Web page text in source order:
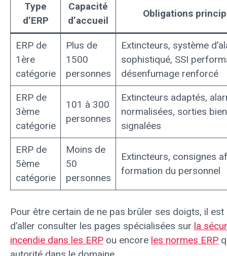
Type
d’ERP
Capacité
d’accueil
Obligations
ERP de
1ère
catégorie
Plus de
1500
personnes
Extincteurs, système
sophistiqué, SSI
désenfumage renforcé
ERP de
3ème
catégorie
101 à 300
personnes
Extincteurs adaptés,
normalisées, sorties bien
signalées
ERP de
5ème
catégorie
Moins de
50
personnes
Extincteurs, consignes
formation du personnel
Pour être certain de ne pas brûler ses doigts, il est
d’aller consulter les pages spécialisées sur la
incendie dans les ERP ou encore les normes ERP